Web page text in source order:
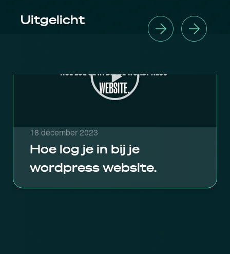
Uitgelicht
18 december 2023
Hoe log je in bij je
wordpress website.